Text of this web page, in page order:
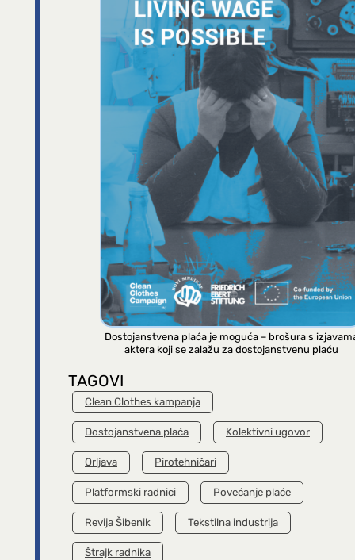
Dostojanstvena plaća je moguća – brošura s
aktera koji se zalažu za dostojanstvenu plaću
TAGOVI
Clean Clothes kampanja
Dostojanstvena plaća Kolektivni ugovor
Orljava Pirotehničari
Platformski radnici Povećanje plaće
Revija Šibenik Tekstilna industrija
Štrajk radnika